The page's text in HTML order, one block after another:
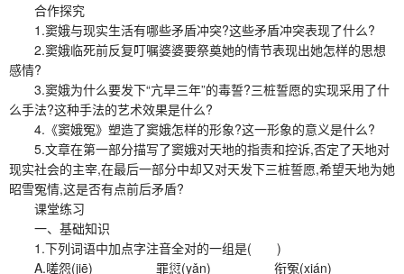
合作探究
1.窦娥与现实生活有哪些矛盾冲突?这些矛盾冲突表现了什么?
2.窦娥临死前反复叮嘱婆婆要祭奠她的情节表现出她怎样的思想
感情?
3.窦娥为什么要发下“亢旱三年”的毒誓?三桩誓愿的实现采用了什
么手法?这种手法的艺术效果是什么?
4.《窦娥冤》塑造了窦娥怎样的形象?这一形象的意义是什么?
5.文章在第一部分描写了窦娥对天地的指责和控诉,否定了天地对
现实社会的主宰,在最后一部分中却又对天发下三桩誓愿,希望天地为她
昭雪冤情,这是否有点前后矛盾?
课堂练习
一、基础知识
1.下列词语中加点字注音全对的一组是( )
A.嗟怨(jiē) 罪愆(yǎn) 衔冤(xián)